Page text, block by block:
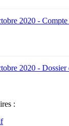
2020 - Compte
2020 - Dossier
: